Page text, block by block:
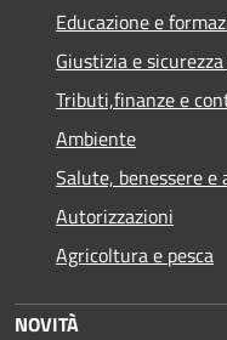
Educazione e
Giustizia e
Tributi,finanze e
Ambiente
Salute, benessere e
Autorizzazioni
Agricoltura e pesca
NOVITÀ